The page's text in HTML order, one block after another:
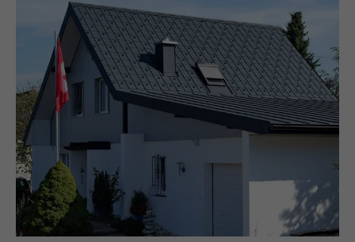
website een ingebed "Volg ons"-venster
bevat.
NAAM bcookie
AANBIEDER
VERVALTIJD
DOEL
Gebruikt door de socialnetworking-dienst
LinkedIn voor het volgen van het gebruik
van ingebedde diensten.